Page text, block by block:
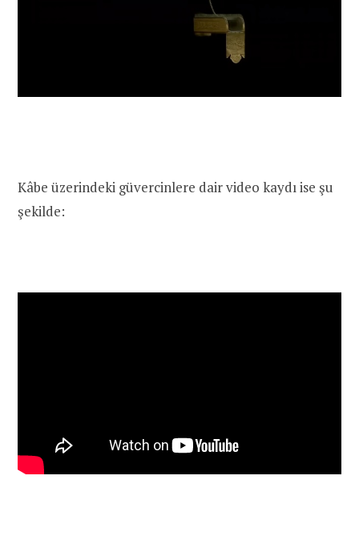
Kâbe üzerindeki güvercinlere dair video kaydı ise şu
şekilde: